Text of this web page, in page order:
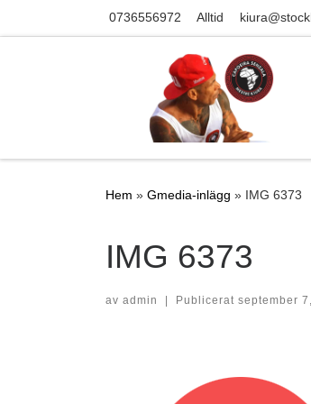
Skip to content0736556972 Alltid
Hem » Gmedia-inlägg » IMG 6373
IMG 6373
av admin Publicerat september